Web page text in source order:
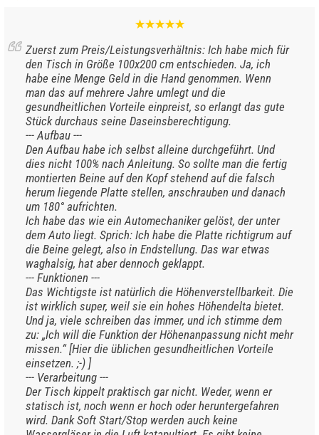
Zuerst zum Preis/Leistungsverhältnis: Ich habe mich für
den Tisch in Größe 100x200 cm entschieden. Ja, ich
habe eine Menge Geld in die Hand genommen. Wenn
man das auf mehrere Jahre umlegt und die
gesundheitlichen Vorteile einpreist, so erlangt das gute
Stück durchaus seine Daseinsberechtigung.
--- Aufbau ---
Den Aufbau habe ich selbst alleine durchgeführt. Und
dies nicht 100% nach Anleitung. So sollte man die fertig
montierten Beine auf den Kopf stehend auf die falsch
herum liegende Platte stellen, anschrauben und danach
um 180° aufrichten.
Ich habe das wie ein Automechaniker gelöst, der unter
dem Auto liegt. Sprich: Ich habe die Platte richtigrum auf
die Beine gelegt, also in Endstellung. Das war etwas
waghalsig, hat aber dennoch geklappt.
--- Funktionen ---
Das Wichtigste ist natürlich die Höhenverstellbarkeit. Die
ist wirklich super, weil sie ein hohes Höhendelta bietet.
Und ja, viele schreiben das immer, und ich stimme dem
zu: „Ich will die Funktion der Höhenanpassung nicht mehr
missen.“ [Hier die üblichen gesundheitlichen Vorteile
einsetzen. ;-) ]
--- Verarbeitung ---
Der Tisch kippelt praktisch gar nicht. Weder, wenn er
statisch ist, noch wenn er hoch oder heruntergefahren
wird. Dank Soft Start/Stop werden auch keine